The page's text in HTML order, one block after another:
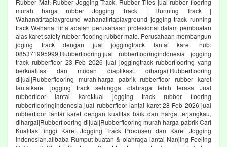
Rubber Mat, Rubber Jogging Track, Rubber Tiles jual rubber flooring
murah harga rubber Jogging Track | Running Track |
Wahanatirtaplayground wahanatirtaplayground jogging track running
track Wahana Tirta adalah perusahaan profesional dalam pembuatan
alas karet safety rubber flooring rubber mate. Perusahaan membangun
joging track dengan jual joggingtrack lantai karet hub:
085371995999|Rubberflooring|jual rubberflooringindonesia jogging
track rubberfloor 23 Feb 2026 jual joggingtrack rubberflooring yang
berkualitas dan mudah diaplikasi. dihargai|Rubberflooring
dijual|Rubberflooring murah|harga pabrik rubberfloor rubber karet
lantaikaret jogging track sehingga olahraga lebih terasa Jual
rubberfloor lantai karetJual jogging track rubber flooring
rubberflooringindonesia jual rubberfloor lantai karet 28 Feb 2026 jual
rubberfloor lantai karet dengan kualitas baik dan harga terjangkau,
dihargai|Rubberflooring dijual|Rubberflooring murah|harga pabrik Cari
Kualitas tinggi Karet Jogging Track Produsen dan Karet Jogging
indonesian.alibaba Rumput buatan & olahraga lantai Nanjing Feeling